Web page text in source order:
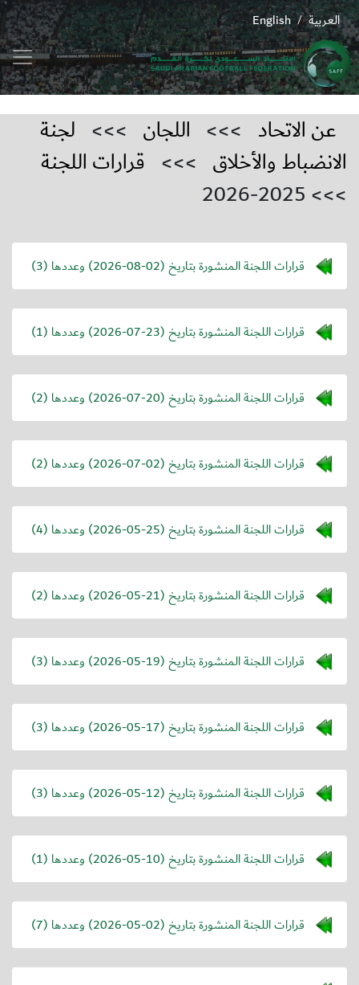
English / العربية
عن الاتحاد >>> اللجان >>> لجنة
الانضباط والأخلاق >>> قرارات اللجنة
>>> 2025-2026
قرارات اللجنة المنشورة بتاريخ (2026-08-02) وعددها (3)
قرارات اللجنة المنشورة بتاريخ (2026-07-23) وعددها (1)
قرارات اللجنة المنشورة بتاريخ (2026-07-20) وعددها (2)
قرارات اللجنة المنشورة بتاريخ (2026-07-02) وعددها (2)
قرارات اللجنة المنشورة بتاريخ (2026-05-25) وعددها (4)
قرارات اللجنة المنشورة بتاريخ (2026-05-21) وعددها (2)
قرارات اللجنة المنشورة بتاريخ (2026-05-19) وعددها (3)
قرارات اللجنة المنشورة بتاريخ (2026-05-17) وعددها (3)
قرارات اللجنة المنشورة بتاريخ (2026-05-12) وعددها (3)
قرارات اللجنة المنشورة بتاريخ (2026-05-10) وعددها (1)
قرارات اللجنة المنشورة بتاريخ (2026-05-02) وعددها (7)